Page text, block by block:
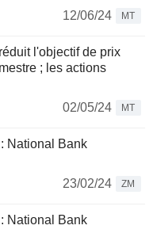
12/06/24
MT
l'objectif de prix
; les actions
02/05/24
MT
National Bank
23/02/24
ZM
National Bank